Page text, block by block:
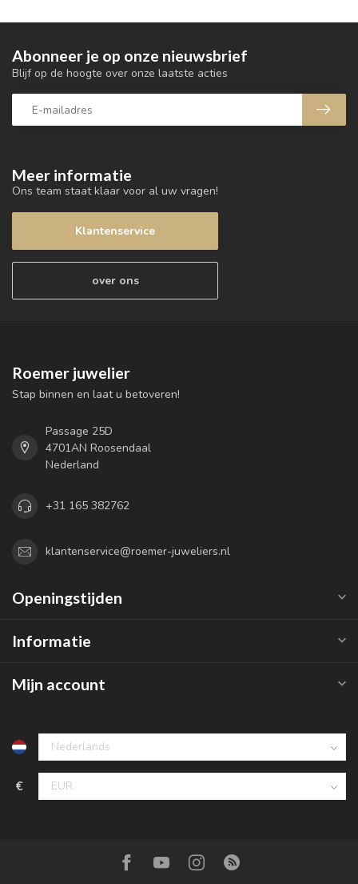
Meer informatie
Ons team staat klaar voor al uw vragen!
Klantenservice
over ons
Abonneer je op onze nieuwsbrief
Blijf op de hoogte over onze laatste acties
Roemer juwelier
Stap binnen en laat u betoveren!
Passage 25D
4701AN Roosendaal
Nederland
+31 165 382762
klantenservice@roemer-juweliers.nl
Openingstijden
Informatie
Mijn account
€